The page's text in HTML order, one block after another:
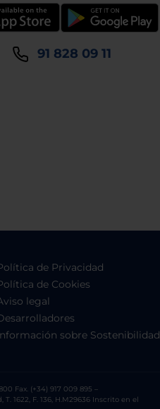
91 828 09 11
de Privacidad
de Cookies
legal
sobre Sostenibilidad
Fax. (+34) 917 009 895 –
1622, F. 136, H.M29636 Inscrito en el